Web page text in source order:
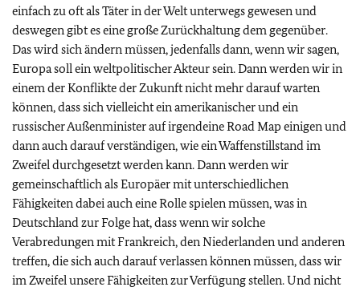
einfach zu oft als Täter in der Welt unterwegs gewesen und
deswegen gibt es eine große Zurückhaltung dem gegenüber.
Das wird sich ändern müssen, jedenfalls dann, wenn wir sagen,
Europa soll ein weltpolitischer Akteur sein. Dann werden wir in
einem der Konflikte der Zukunft nicht mehr darauf warten
können, dass sich vielleicht ein amerikanischer und ein
russischer Außenminister auf irgendeine Road Map einigen und
dann auch darauf verständigen, wie ein Waffenstillstand im
Zweifel durchgesetzt werden kann. Dann werden wir
gemeinschaftlich als Europäer mit unterschiedlichen
Fähigkeiten dabei auch eine Rolle spielen müssen, was in
Deutschland zur Folge hat, dass wenn wir solche
Verabredungen mit Frankreich, den Niederlanden und anderen
treffen, die sich auch darauf verlassen können müssen, dass wir
im Zweifel unsere Fähigkeiten zur Verfügung stellen. Und nicht